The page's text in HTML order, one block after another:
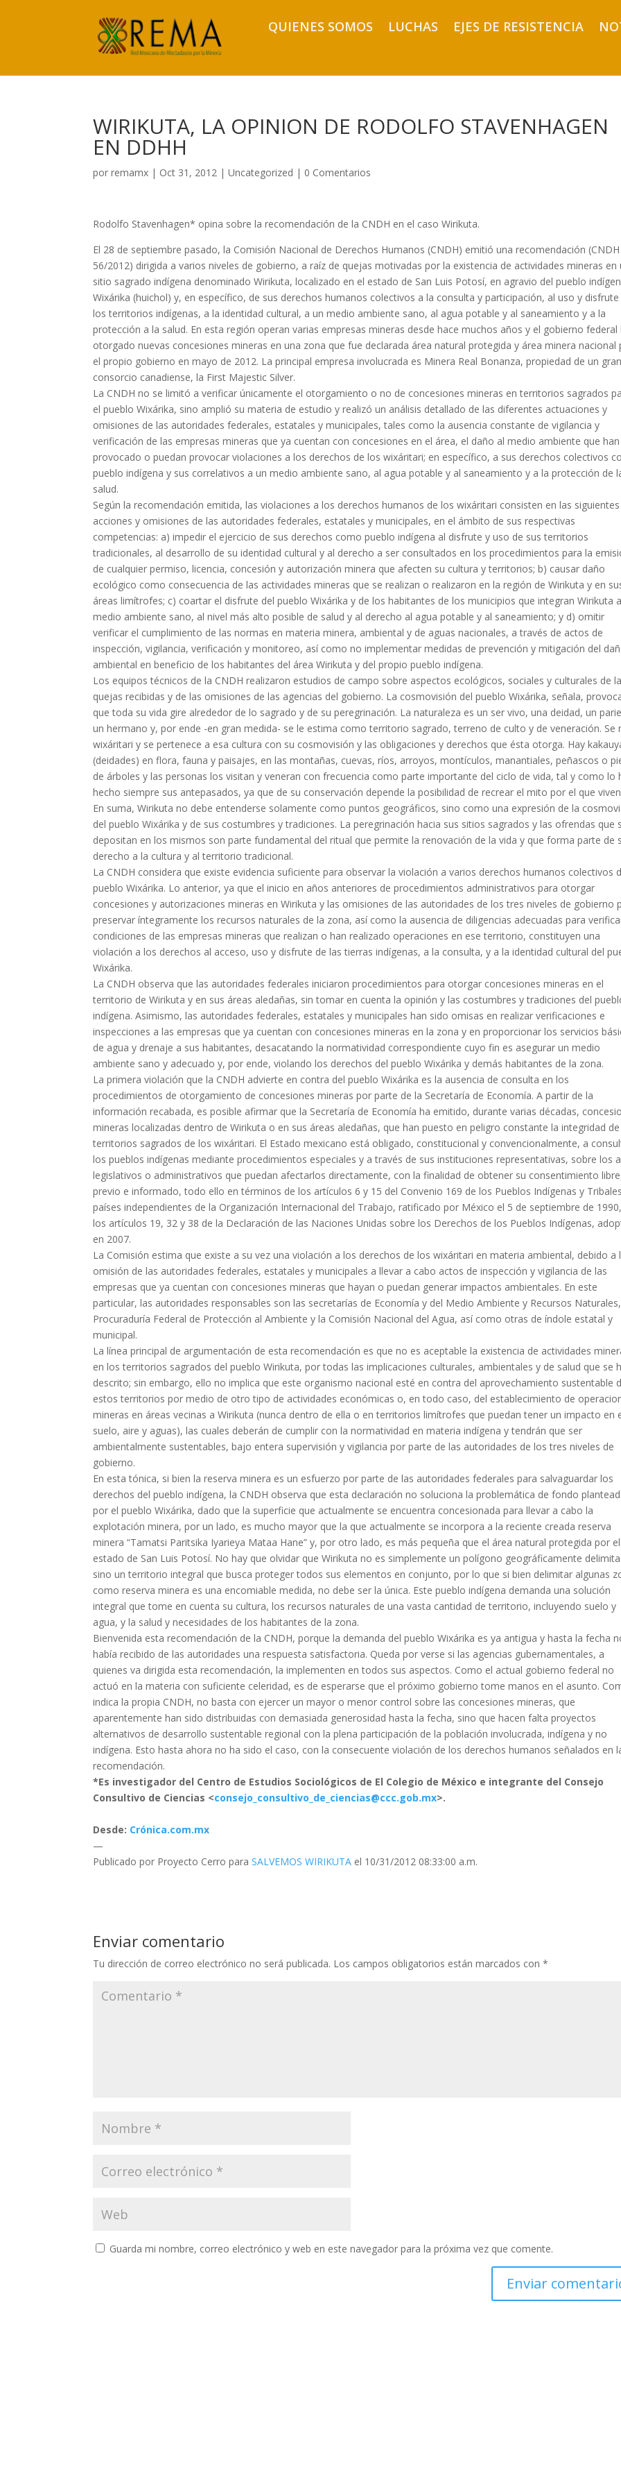
QUIENES SOMOS LUCHAS EJES DE RESISTENCIA
WIRIKUTA, LA OPINION DE RODOLFO STAVENHAGEN
EN DDHH
porremamx | Oct 31, 2012 |Uncategorized | 0 Comentarios
Rodolfo Stavenhagen* opina sobre la recomendación de la CNDH en el caso Wirikuta.
El 28 de septiembre pasado, la Comisión Nacional de Derechos Humanos (CNDH) emitió una recomendación (CNDH
56/2012) dirigida a varios niveles de gobierno, a raíz de quejas motivadas por la existencia de actividades mineras en
sitio sagrado indígena denominado Wirikuta, localizado en el estado de San Luis Potosí, en agravio del pueblo
Wixárika (huichol) y, en específico, de sus derechos humanos colectivos a la consulta y participación, al uso y disfrute
los territorios indígenas, a la identidad cultural, a un medio ambiente sano, al agua potable y al saneamiento y a la
protección a la salud. En esta región operan varias empresas mineras desde hace muchos años y el gobierno federal
otorgado nuevas concesiones mineras en una zona que fue declarada área natural protegida y área minera nacional
el propio gobierno en mayo de 2012. La principal empresa involucrada es Minera Real Bonanza, propiedad de un gran
consorcio canadiense, la First Majestic Silver.
La CNDH no se limitó a verificar únicamente el otorgamiento o no de concesiones mineras en territorios sagrados
el pueblo Wixárika, sino amplió su materia de estudio y realizó un análisis detallado de las diferentes actuaciones y
omisiones de las autoridades federales, estatales y municipales, tales como la ausencia constante de vigilancia y
verificación de las empresas mineras que ya cuentan con concesiones en el área, el daño al medio ambiente que han
provocado o puedan provocar violaciones a los derechos de los wixáritari; en específico, a sus derechos colectivos
pueblo indígena y sus correlativos a un medio ambiente sano, al agua potable y al saneamiento y a la protección de
salud.
Según la recomendación emitida, las violaciones a los derechos humanos de los wixáritari consisten en las siguientes
acciones y omisiones de las autoridades federales, estatales y municipales, en el ámbito de sus respectivas
competencias: a) impedir el ejercicio de sus derechos como pueblo indígena al disfrute y uso de sus territorios
tradicionales, al desarrollo de su identidad cultural y al derecho a ser consultados en los procedimientos para la
de cualquier permiso, licencia, concesión y autorización minera que afecten su cultura y territorios; b) causar daño
ecológico como consecuencia de las actividades mineras que se realizan o realizaron en la región de Wirikuta y en
áreas limítrofes; c) coartar el disfrute del pueblo Wixárika y de los habitantes de los municipios que integran Wirikuta
medio ambiente sano, al nivel más alto posible de salud y al derecho al agua potable y al saneamiento; y d) omitir
verificar el cumplimiento de las normas en materia minera, ambiental y de aguas nacionales, a través de actos de
inspección, vigilancia, verificación y monitoreo, así como no implementar medidas de prevención y mitigación del
ambiental en beneficio de los habitantes del área Wirikuta y del propio pueblo indígena.
Los equipos técnicos de la CNDH realizaron estudios de campo sobre aspectos ecológicos, sociales y culturales de
quejas recibidas y de las omisiones de las agencias del gobierno. La cosmovisión del pueblo Wixárika, señala,
que toda su vida gire alrededor de lo sagrado y de su peregrinación. La naturaleza es un ser vivo, una deidad, un
un hermano y, por ende -en gran medida- se le estima como territorio sagrado, terreno de culto y de veneración. Se
wixáritari y se pertenece a esa cultura con su cosmovisión y las obligaciones y derechos que ésta otorga. Hay
(deidades) en flora, fauna y paisajes, en las montañas, cuevas, ríos, arroyos, montículos, manantiales, peñascos o
de árboles y las personas los visitan y veneran con frecuencia como parte importante del ciclo de vida, tal y como lo
hecho siempre sus antepasados, ya que de su conservación depende la posibilidad de recrear el mito por el que
En suma, Wirikuta no debe entenderse solamente como puntos geográficos, sino como una expresión de la
del pueblo Wixárika y de sus costumbres y tradiciones. La peregrinación hacia sus sitios sagrados y las ofrendas que
depositan en los mismos son parte fundamental del ritual que permite la renovación de la vida y que forma parte de
derecho a la cultura y al territorio tradicional.
La CNDH considera que existe evidencia suficiente para observar la violación a varios derechos humanos colectivos
pueblo Wixárika. Lo anterior, ya que el inicio en años anteriores de procedimientos administrativos para otorgar
concesiones y autorizaciones mineras en Wirikuta y las omisiones de las autoridades de los tres niveles de gobierno
preservar íntegramente los recursos naturales de la zona, así como la ausencia de diligencias adecuadas para
condiciones de las empresas mineras que realizan o han realizado operaciones en ese territorio, constituyen una
violación a los derechos al acceso, uso y disfrute de las tierras indígenas, a la consulta, y a la identidad cultural del
Wixárika.
La CNDH observa que las autoridades federales iniciaron procedimientos para otorgar concesiones mineras en el
territorio de Wirikuta y en sus áreas aledañas, sin tomar en cuenta la opinión y las costumbres y tradiciones del
indígena. Asimismo, las autoridades federales, estatales y municipales han sido omisas en realizar verificaciones e
inspecciones a las empresas que ya cuentan con concesiones mineras en la zona y en proporcionar los servicios
de agua y drenaje a sus habitantes, desacatando la normatividad correspondiente cuyo fin es asegurar un medio
ambiente sano y adecuado y, por ende, violando los derechos del pueblo Wixárika y demás habitantes de la zona.
La primera violación que la CNDH advierte en contra del pueblo Wixárika es la ausencia de consulta en los
procedimientos de otorgamiento de concesiones mineras por parte de la Secretaría de Economía. A partir de la
información recabada, es posible afirmar que la Secretaría de Economía ha emitido, durante varias décadas,
mineras localizadas dentro de Wirikuta o en sus áreas aledañas, que han puesto en peligro constante la integridad
territorios sagrados de los wixáritari. El Estado mexicano está obligado, constitucional y convencionalmente, a
los pueblos indígenas mediante procedimientos especiales y a través de sus instituciones representativas, sobre los
legislativos o administrativos que puedan afectarlos directamente, con la finalidad de obtener su consentimiento
previo e informado, todo ello en términos de los artículos 6 y 15 del Convenio 169 de los Pueblos Indígenas y
países independientes de la Organización Internacional del Trabajo, ratificado por México el 5 de septiembre de
los artículos 19, 32 y 38 de la Declaración de las Naciones Unidas sobre los Derechos de los Pueblos Indígenas,
en 2007.
La Comisión estima que existe a su vez una violación a los derechos de los wixáritari en materia ambiental, debido a
omisión de las autoridades federales, estatales y municipales a llevar a cabo actos de inspección y vigilancia de las
empresas que ya cuentan con concesiones mineras que hayan o puedan generar impactos ambientales. En este
particular, las autoridades responsables son las secretarías de Economía y del Medio Ambiente y Recursos
Procuraduría Federal de Protección al Ambiente y la Comisión Nacional del Agua, así como otras de índole estatal y
municipal.
La línea principal de argumentación de esta recomendación es que no es aceptable la existencia de actividades
en los territorios sagrados del pueblo Wirikuta, por todas las implicaciones culturales, ambientales y de salud que se
descrito; sin embargo, ello no implica que este organismo nacional esté en contra del aprovechamiento sustentable
estos territorios por medio de otro tipo de actividades económicas o, en todo caso, del establecimiento de
mineras en áreas vecinas a Wirikuta (nunca dentro de ella o en territorios limítrofes que puedan tener un impacto en
suelo, aire y aguas), las cuales deberán de cumplir con la normatividad en materia indígena y tendrán que ser
ambientalmente sustentables, bajo entera supervisión y vigilancia por parte de las autoridades de los tres niveles de
gobierno.
En esta tónica, si bien la reserva minera es un esfuerzo por parte de las autoridades federales para salvaguardar los
derechos del pueblo indígena, la CNDH observa que esta declaración no soluciona la problemática de fondo
por el pueblo Wixárika, dado que la superficie que actualmente se encuentra concesionada para llevar a cabo la
explotación minera, por un lado, es mucho mayor que la que actualmente se incorpora a la reciente creada reserva
minera “Tamatsi Paritsika Iyarieya Mataa Hane” y, por otro lado, es más pequeña que el área natural protegida por el
estado de San Luis Potosí. No hay que olvidar que Wirikuta no es simplemente un polígono geográficamente
sino un territorio integral que busca proteger todos sus elementos en conjunto, por lo que si bien delimitar algunas
como reserva minera es una encomiable medida, no debe ser la única. Este pueblo indígena demanda una solución
integral que tome en cuenta su cultura, los recursos naturales de una vasta cantidad de territorio, incluyendo suelo y
agua, y la salud y necesidades de los habitantes de la zona.
Bienvenida esta recomendación de la CNDH, porque la demanda del pueblo Wixárika es ya antigua y hasta la fecha
había recibido de las autoridades una respuesta satisfactoria. Queda por verse si las agencias gubernamentales, a
quienes va dirigida esta recomendación, la implementen en todos sus aspectos. Como el actual gobierno federal no
actuó en la materia con suficiente celeridad, es de esperarse que el próximo gobierno tome manos en el asunto.
indica la propia CNDH, no basta con ejercer un mayor o menor control sobre las concesiones mineras, que
aparentemente han sido distribuidas con demasiada generosidad hasta la fecha, sino que hacen falta proyectos
alternativos de desarrollo sustentable regional con la plena participación de la población involucrada, indígena y no
indígena. Esto hasta ahora no ha sido el caso, con la consecuente violación de los derechos humanos señalados en
recomendación.
*Es investigador del Centro de Estudios Sociológicos de El Colegio de México e integrante del Consejo
Consultivo de Ciencias <consejo_consultivo_de_ ciencias@ccc.gob.mx>.
Desde: Crónica.com.mx
—
Publicado por Proyecto Cerro paraSALVEMOS WIRIKUTA el 10/31/2012 08:33:00 a.m.
Enviar comentario
Tu dirección de correo electrónico no será publicada. Los campos obligatorios están marcados con*
Guarda mi nombre, correo electrónico y web en este navegador para la próxima vez que comente.